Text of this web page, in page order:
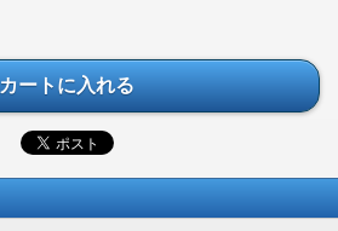
カートに入れる